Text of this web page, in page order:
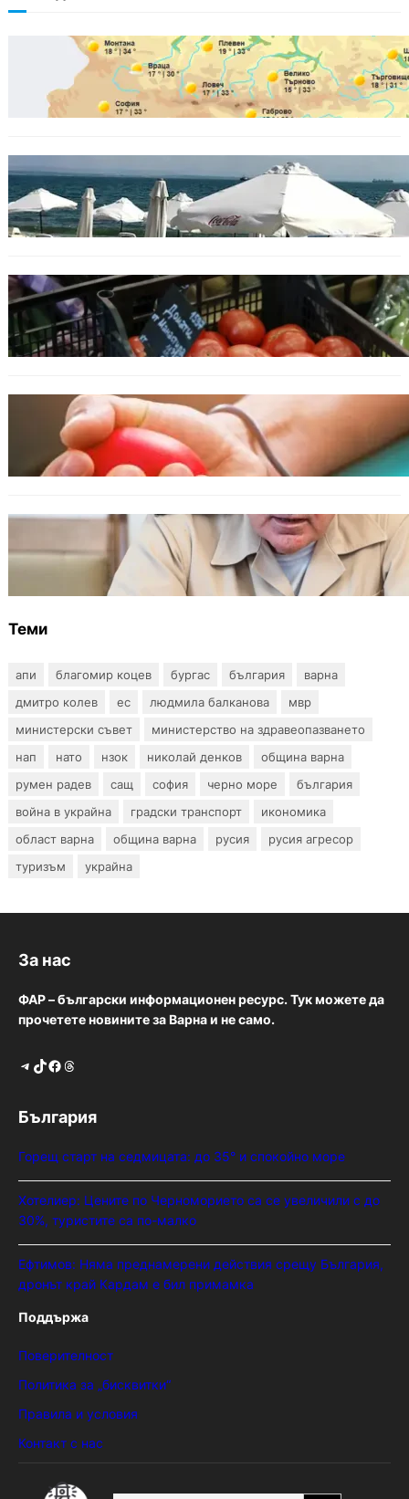
БЪЛГАРИЯ
Горещ старт на седмицата: до 35° и
спокойно море
Хотелиер: Цените по Черноморието са се
увеличили с до 30%, туристите са по-малко
ИКОНОМИКА
Пазарът се раздвижи: зеленчуци и основни
храни сменят цените си
ОБЩЕСТВО
Варна има спешна нужда от кръводарители
с кръвна група 0+
БЪЛГАРИЯ
Ефтимов: Няма преднамерени действия
срещу България, дронът край Кардам е бил
примамка
Теми
апи благомир коцев бургас българия
варна
дмитро колев
ес людмила балканова
мвр
министерски съвет
министерство на здравеопазването
нап
нато нзок николай денков
община варна
румен радев
сащ софия черно море
българия
война в украйна
градски транспорт
икономика
област варна
община варна русия
русия агресор
туризъм
украйна
За нас
ФАР – български информационен ресурс. Тук можете да
прочетете новините за Варна и не само.
Telegram TikTok Facebook Threads
България
Горещ старт на седмицата: до 35° и спокойно море
Хотелиер: Цените по Черноморието са се увеличили с до
30%, туристите са по-малко
Ефтимов: Няма преднамерени действия срещу България,
дронът край Кардам е бил примамка
Поддържа
Поверителност
Политика за „бисквитки“
Правила и условия
Контакт с нас